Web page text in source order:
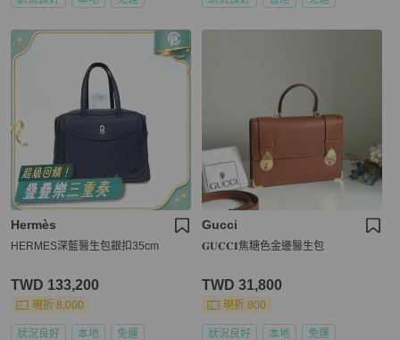
Hermès
HERMES深藍醫生包銀扣35cm
TWD 133,200
現折 8,000
狀況良好 本地 免運
Gucci
𝐆𝐔𝐂𝐂𝐈焦糖色金邊醫生包
TWD 31,800
現折 800
狀況良好 本地 免運